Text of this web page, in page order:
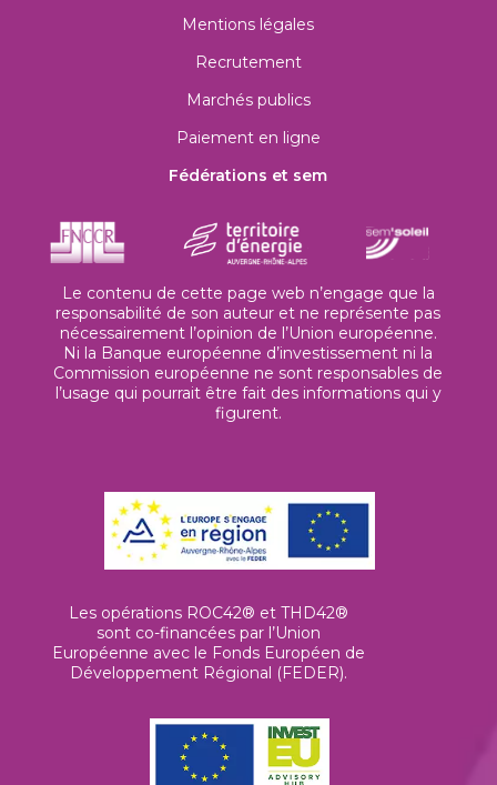
Mentions légales
Recrutement
Marchés publics
Paiement en ligne
Fédérations et sem
Le contenu de cette page web n’engage que la
responsabilité de son auteur et ne représente pas
nécessairement l’opinion de l’Union européenne.
Ni la Banque européenne d’investissement ni la
Commission européenne ne sont responsables de
l’usage qui pourrait être fait des informations qui y
figurent.
Les opérations ROC42® et THD42®
sont co-financées par l’Union
Européenne avec le Fonds Européen de
Développement Régional (FEDER).